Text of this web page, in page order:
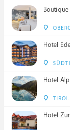
Hotel
Hotel
TIROL
Hotel